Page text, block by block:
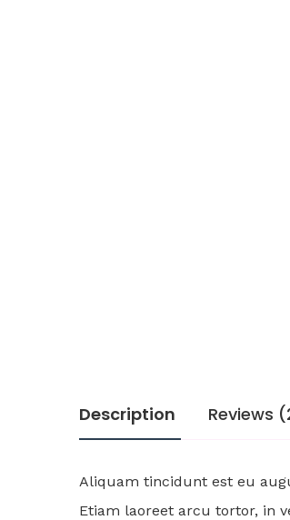
Description Reviews
Aliquam tincidunt est eu
Etiam laoreet arcu tortor, in